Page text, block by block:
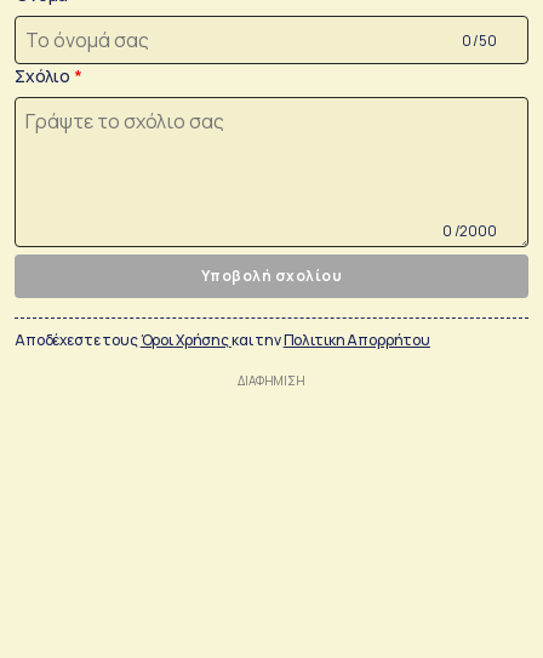
0 /50
Σχόλιο
0 /2000
Υποβολή σχολίου
Αποδέχεστε τουςΌροι Χρήσηςκαι τηνΠολιτικη Απορρήτου